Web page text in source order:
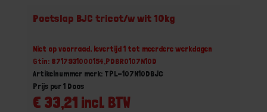
Poetslap BJC tricot/w wit 10kg
Niet op voorraad, levertijd 1 tot meerdere werkdagen
Gtin: 8717931000154,PDBR0107N10D
Artikelnummer merk: TPL-107N10DBJC
€ 33,21 incl. BTW
Prijs per 1 Doos